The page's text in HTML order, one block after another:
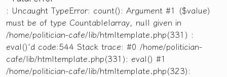
: Uncaught TypeError: count(): Argument #1 ($value)
must be of type Countable|array, null given in
/home/politician-cafe/lib/htmltemplate.php(331) :
eval()'d code:544 Stack trace: #0 /home/politician-
cafe/lib/htmltemplate.php(331): eval() #1
/home/politician-cafe/lib/htmltemplate.php(323):